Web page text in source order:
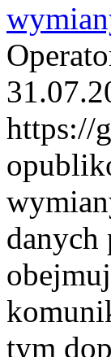
https://
danych
tym